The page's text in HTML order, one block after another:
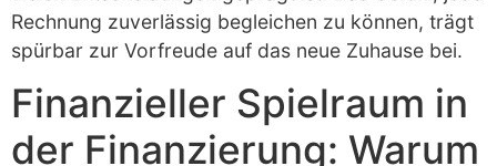
Rechnung zuverlässig begleichen zu können, trägt
spürbar zur Vorfreude auf das neue Zuhause bei.
Finanzieller Spielraum in
der Finanzierung: Warum